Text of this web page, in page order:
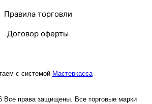
Правила торговли
Договор оферты
с системой Мастеркасса
Все права защищены. Все торговые марки